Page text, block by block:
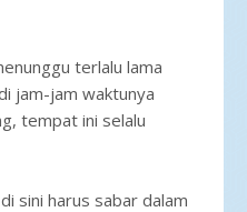
terlalu lama
jam-jam waktunya
tempat ini selalu
sini harus sabar dalam